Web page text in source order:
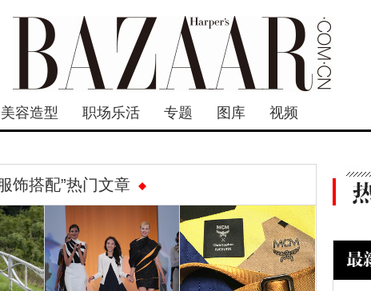
美容造型 职场乐活 专题 图库 视频
饰搭配”热门文章